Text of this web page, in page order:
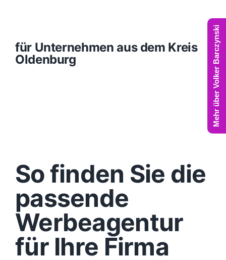
für Unternehmen aus dem Kreis
Oldenburg
So finden Sie die
passende
Werbeagentur
für Ihre Firma
Mehr über Volker Barczynski